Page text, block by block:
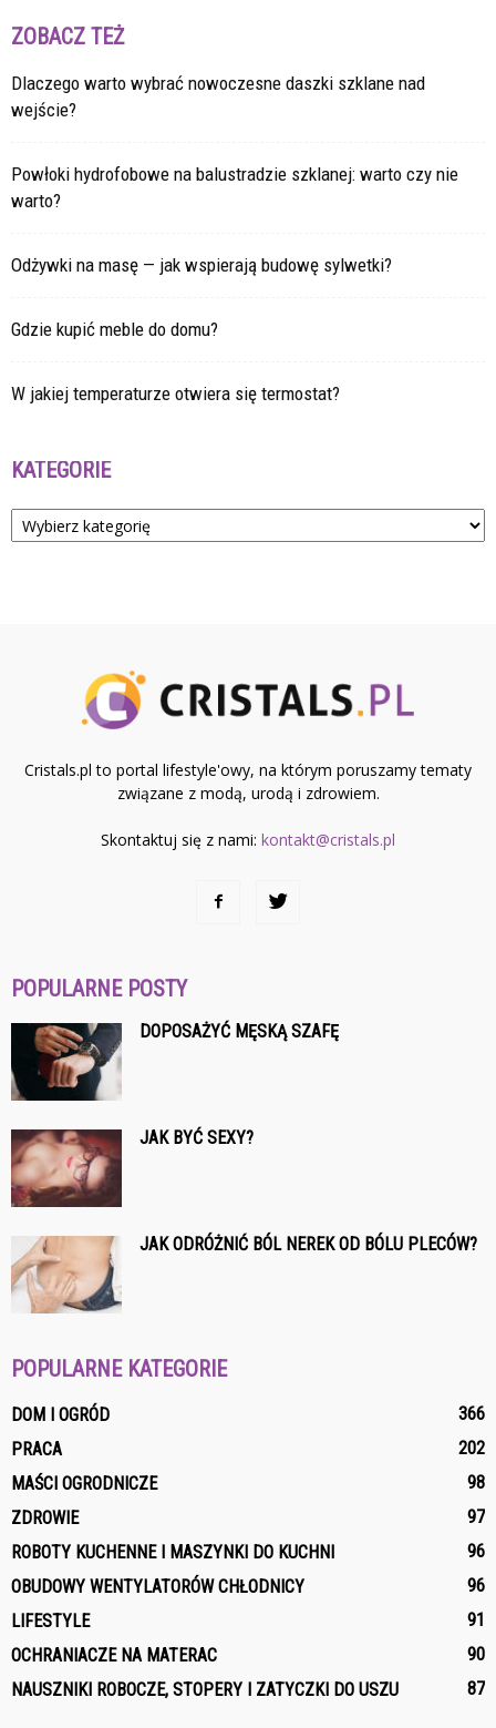
ZOBACZ TEŻ
Dlaczego warto wybrać nowoczesne daszki szklane nad
wejście?
Powłoki hydrofobowe na balustradzie szklanej: warto czy nie
warto?
Odżywki na masę — jak wspierają budowę sylwetki?
Gdzie kupić meble do domu?
W jakiej temperaturze otwiera się termostat?
KATEGORIE
Kategorie
Cristals.pl to portal lifestyle'owy, na którym poruszamy tematy
związane z modą, urodą i zdrowiem.
Skontaktuj się z nami: kontakt@cristals.pl
POPULARNE POSTY
DOPOSAŻYĆ MĘSKĄ SZAFĘ
JAK BYĆ SEXY?
JAK ODRÓŻNIĆ BÓL NEREK OD BÓLU PLECÓW?
POPULARNE KATEGORIE
DOM I OGRÓD
366
PRACA
202
MAŚCI OGRODNICZE
98
ZDROWIE
97
ROBOTY KUCHENNE I MASZYNKI DO KUCHNI
96
OBUDOWY WENTYLATORÓW CHŁODNICY
96
LIFESTYLE
91
OCHRANIACZE NA MATERAC
90
NAUSZNIKI ROBOCZE, STOPERY I ZATYCZKI DO USZU
87